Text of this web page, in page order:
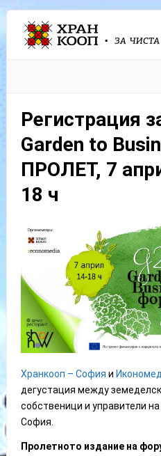
Sign
In
Remember
Me
Регистрация
Garden to
ПРОЛЕТ, 7
18 ч
Хранкооп – София и
дегустация между
собственици и управители
София.
Пролетното издание на